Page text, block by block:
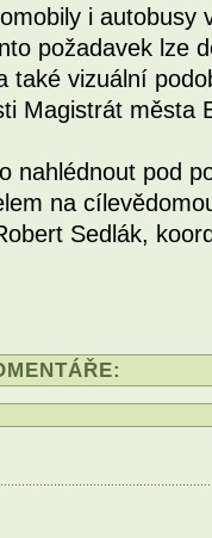
i
požadavek lze
také vizuální
Magistrát města
nahlédnout pod
na
Sedlák,